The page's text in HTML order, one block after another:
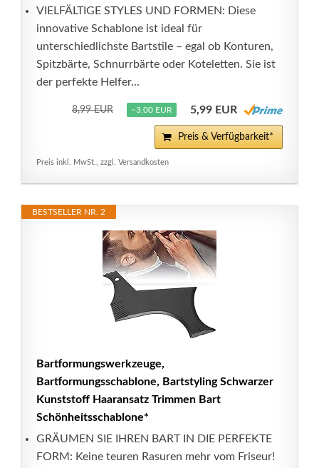
VIELFÄLTIGE STYLES UND FORMEN: Diese
innovative Schablone ist ideal für
unterschiedlichste Bartstile – egal ob Konturen,
Spitzbärte, Schnurrbärte oder Koteletten. Sie ist
der perfekte Helfer...
8,99 EUR −3,00 EUR 5,99 EUR
Preis & Verfügbarkeit*
Preis inkl. MwSt., zzgl. Versandkosten
BESTSELLER NR. 2
Bartformungswerkzeuge,
Bartformungsschablone, Bartstyling Schwarzer
Kunststoff Haaransatz Trimmen Bart
Schönheitsschablone*
GRÄUMEN SIE IHREN BART IN DIE PERFEKTE
FORM: Keine teuren Rasuren mehr vom Friseur!